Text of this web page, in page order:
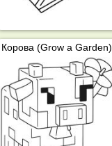
Корова (Grow a Garden)